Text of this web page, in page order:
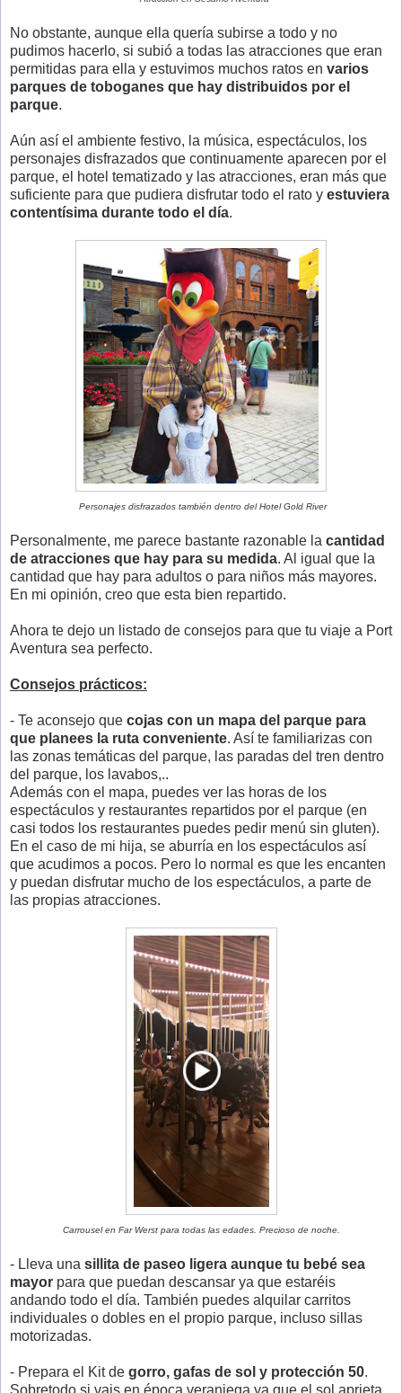
No obstante, aunque ella quería subirse a todo y no
pudimos hacerlo, si subió a todas las atracciones que eran
permitidas para ella y estuvimos muchos ratos en varios
parques de toboganes que hay distribuidos por el
parque.
Aún así el ambiente festivo, la música, espectáculos, los
personajes disfrazados que continuamente aparecen por el
parque, el hotel tematizado y las atracciones, eran más que
suficiente para que pudiera disfrutar todo el rato y estuviera
contentísima durante todo el día.
Personajes disfrazados también dentro del Hotel Gold River
Personalmente, me parece bastante razonable la cantidad
de atracciones que hay para su medida. Al igual que la
cantidad que hay para adultos o para niños más mayores.
En mi opinión, creo que esta bien repartido.
Ahora te dejo un listado de consejos para que tu viaje a Port
Aventura sea perfecto.
Consejos prácticos:
- Te aconsejo que cojas con un mapa del parque para
que planees la ruta conveniente. Así te familiarizas con
las zonas temáticas del parque, las paradas del tren dentro
del parque, los lavabos,..
Además con el mapa, puedes ver las horas de los
espectáculos y restaurantes repartidos por el parque (en
casi todos los restaurantes puedes pedir menú sin gluten).
En el caso de mi hija, se aburría en los espectáculos así
que acudimos a pocos. Pero lo normal es que les encanten
y puedan disfrutar mucho de los espectáculos, a parte de
las propias atracciones.
Carrousel en Far Werst para todas las edades. Precioso de noche.
- Lleva una sillita de paseo ligera aunque tu bebé sea
mayor para que puedan descansar ya que estaréis
andando todo el día. También puedes alquilar carritos
individuales o dobles en el propio parque, incluso sillas
motorizadas.
- Prepara el Kit de gorro, gafas de sol y protección 50.